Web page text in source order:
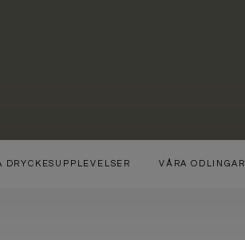
DRYCKESUPPLEVELSER VÅRA ODLINGAR